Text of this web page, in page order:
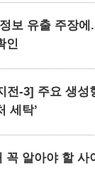
보 유출 주장
인
전-3] 주요 생성
세탁’
꼭 알아야 할 사